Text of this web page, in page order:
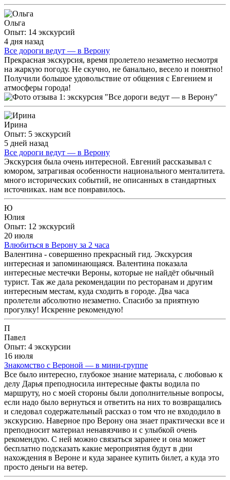
Ольга
Опыт: 14 экскурсий
4 дня назад
Все дороги ведут — в Верону
Прекрасная экскурсия, время пролетело незаметно несмотря
на жаркую погоду. Не скучно, не банально, весело и понятно!
Получили большое удовольствие от общения с Евгением и
атмосферы города!
Ирина
Опыт: 5 экскурсий
5 дней назад
Все дороги ведут — в Верону
Экскурсия была очень интересной. Евгений рассказывал с
юмором, затрагивая особенности национального менталитета.
много исторических событий, не описанных в стандартных
источниках. нам все понравилось.
Ю
Юлия
Опыт: 12 экскурсий
20 июля
Влюбиться в Верону за 2 часа
Валентина - совершенно прекрасный гид. Экскурсия
интересная и запоминающаяся. Валентина показала
интересные местечки Вероны, которые не найдёт обычный
турист. Так же дала рекомендации по ресторанам и другим
интересным местам, куда сходить в городе. Два часа
пролетели абсолютно незаметно. Спасибо за приятную
прогулку! Искренне рекомендую!
П
Павел
Опыт: 4 экскурсии
16 июля
Знакомство с Вероной — в мини-группе
Все было интересно, глубокое знание материала, с любовью к
делу Дарья преподносила интересные факты водила по
маршруту, но с моей стороны были дополнительные вопросы,
если надо было вернуться и ответить на них то возвращались
и следовал содержательный рассказ о том что не входодило в
экскурсию. Наверное про Верону она знает практически все и
преподносит материал ненавязчиво и с улыбкой очень
рекомендую. С ней можно связаться заранее и она может
бесплатно подсказать какие мероприятия будут в дни
нахождения в Вероне и куда заранее купить билет, а куда это
просто деньги на ветер.